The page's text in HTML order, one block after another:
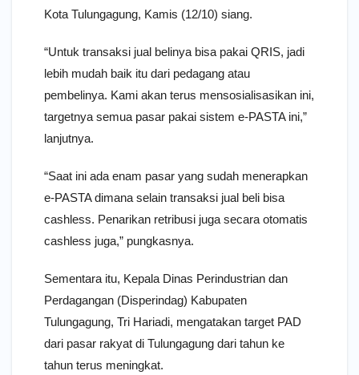
Kota Tulungagung, Kamis (12/10) siang.
“Untuk transaksi jual belinya bisa pakai QRIS, jadi
lebih mudah baik itu dari pedagang atau
pembelinya. Kami akan terus mensosialisasikan ini,
targetnya semua pasar pakai sistem e-PASTA ini,”
lanjutnya.
“Saat ini ada enam pasar yang sudah menerapkan
e-PASTA dimana selain transaksi jual beli bisa
cashless. Penarikan retribusi juga secara otomatis
cashless juga,” pungkasnya.
Sementara itu, Kepala Dinas Perindustrian dan
Perdagangan (Disperindag) Kabupaten
Tulungagung, Tri Hariadi, mengatakan target PAD
dari pasar rakyat di Tulungagung dari tahun ke
tahun terus meningkat.